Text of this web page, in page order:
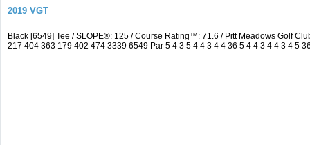
2019 VGT
Black [6549] Tee / SLOPE®: 125 / Course Rating™: 71.6 / Pitt Meadows Golf
217 404 363 179 402 474 3339 6549 Par 5 4 3 5 4 4 3 4 4 36 5 4 4 3 4 4 3 4 5